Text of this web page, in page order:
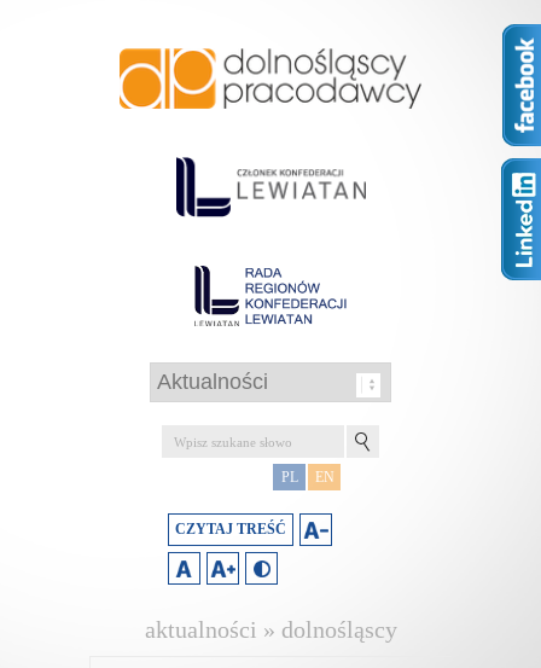
PL EN
CZYTAJ TREŚĆ
aktualności » dolnośląscy